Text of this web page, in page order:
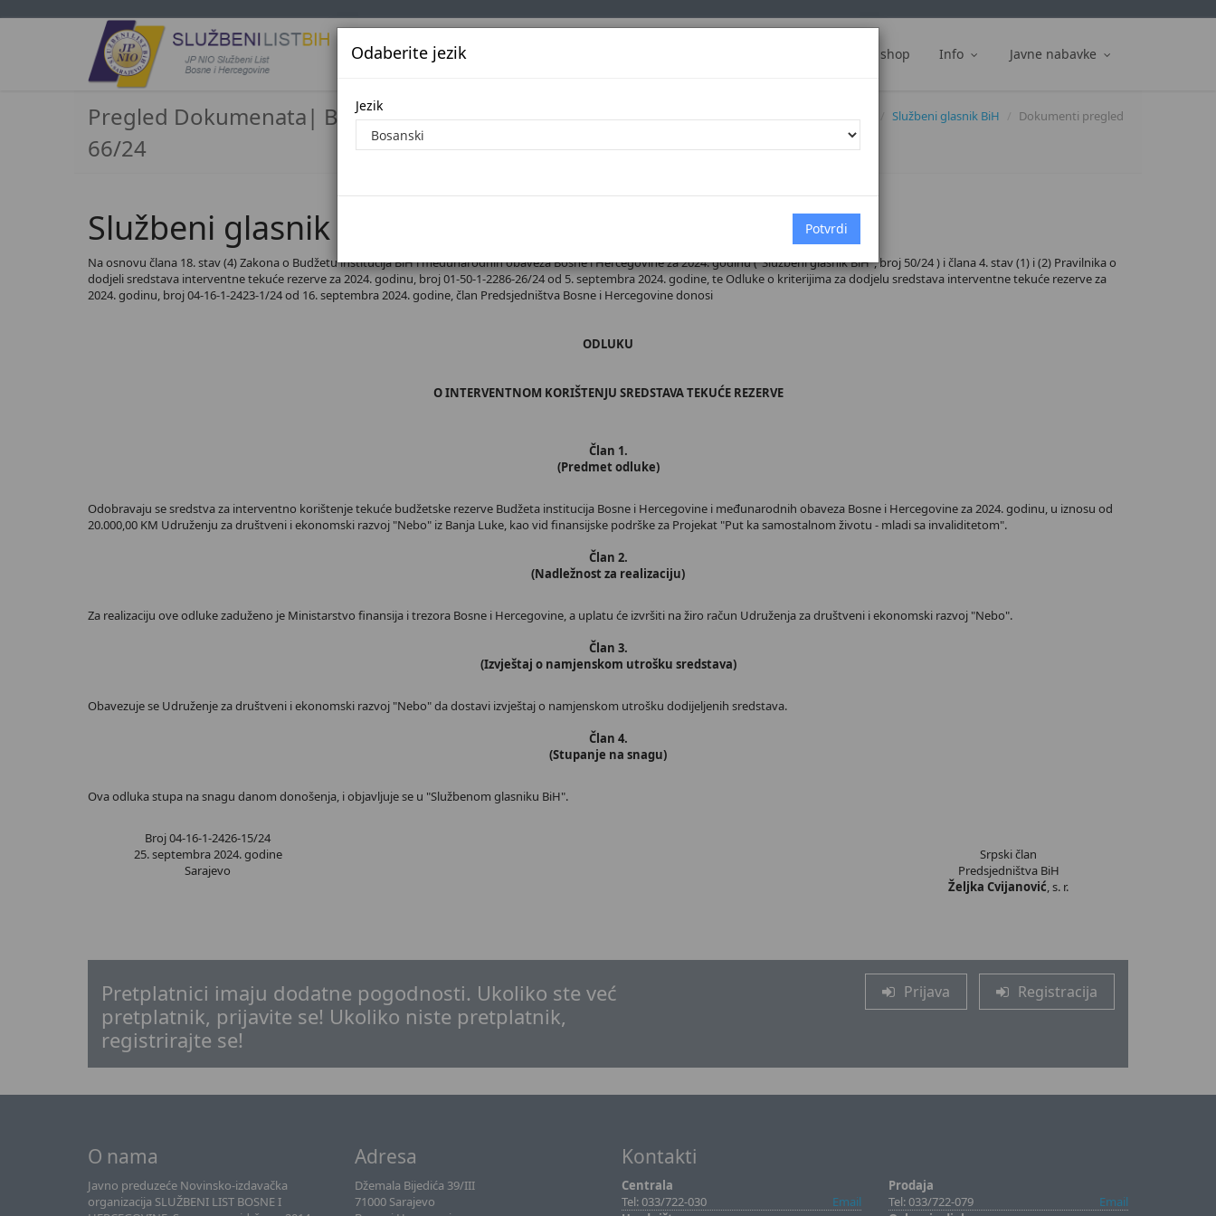
Jezik Službena glasila Web shop Info Javne nabavke
Odaberite jezik
Jezik
Pregled Dokumenata| Broj
66/24
Početna Dokumenti Službeni glasnik BiH Dokumenti pregled
Službeni glasnik BiH, broj 66/24
Na osnovu člana 18. stav (4) Zakona o Budžetu institucija BiH i međunarodnih obaveza Bosne i Hercegovine za 2024. godinu ("Službeni glasnik BiH", broj 50/24 ) i člana 4. stav (1) i (2) Pravilnika o
dodjeli sredstava interventne tekuće rezerve za 2024. godinu, broj 01-50-1-2286-26/24 od 5. septembra 2024. godine, te Odluke o kriterijima za dodjelu sredstava interventne tekuće rezerve za
2024. godinu, broj 04-16-1-2423-1/24 od 16. septembra 2024. godine, član Predsjedništva Bosne i Hercegovine donosi
ODLUKU
O INTERVENTNOM KORIŠTENJU SREDSTAVA TEKUĆE REZERVE
Član 1.
(Predmet odluke)
Odobravaju se sredstva za interventno korištenje tekuće budžetske rezerve Budžeta institucija Bosne i Hercegovine i međunarodnih obaveza Bosne i Hercegovine za 2024. godinu, u iznosu od
20.000,00 KM Udruženju za društveni i ekonomski razvoj "Nebo" iz Banja Luke, kao vid finansijske podrške za Projekat "Put ka samostalnom životu - mladi sa invaliditetom".
Član 2.
(Nadležnost za realizaciju)
Za realizaciju ove odluke zaduženo je Ministarstvo finansija i trezora Bosne i Hercegovine, a uplatu će izvršiti na žiro račun Udruženja za društveni i ekonomski razvoj "Nebo".
Član 3.
(Izvještaj o namjenskom utrošku sredstava)
Obavezuje se Udruženje za društveni i ekonomski razvoj "Nebo" da dostavi izvještaj o namjenskom utrošku dodijeljenih sredstava.
Član 4.
(Stupanje na snagu)
Ova odluka stupa na snagu danom donošenja, i objavljuje se u "Službenom glasniku BiH".
Broj 04-16-1-2426-15/24
25. septembra 2024. godine
Sarajevo
Srpski član
Predsjedništva BiH
Željka Cvijanović, s. r.
Pretplatnici imaju dodatne pogodnosti. Ukoliko ste već
pretplatnik, prijavite se! Ukoliko niste pretplatnik,
registrirajte se!
Prijava Registracija
O nama
Javno preduzeće Novinsko-izdavačka
organizacija SLUŽBENI LIST BOSNE I
Adresa
Džemala Bijedića 39/III
71000 Sarajevo
Kontakti
Centrala
Tel: 033/722-030
Email
Prodaja
Tel: 033/722-079
Email